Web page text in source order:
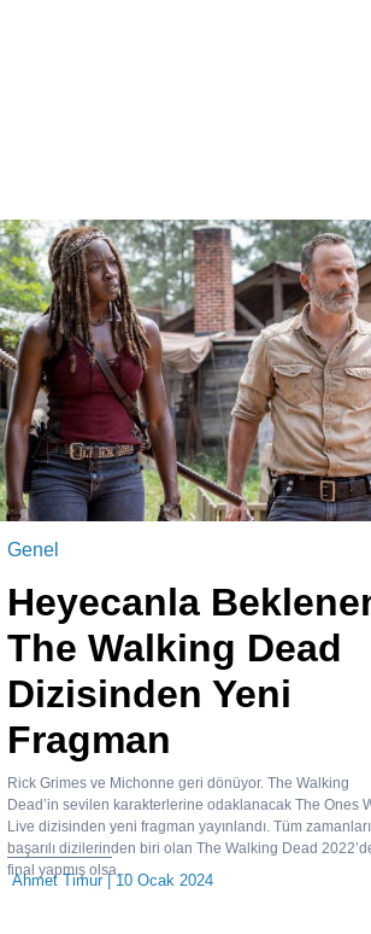
Genel
Heyecanla
The Walking Dead
Dizisinden Yeni
Fragman
Rick Grimes ve Michonne geri dönüyor. The Walking
Dead’in sevilen karakterlerine odaklanacak The Ones
Live dizisinden yeni fragman yayınlandı. Tüm
başarılı dizilerinden biri olan The Walking Dead
final yapmış olsa...
Ahmet Timur| 10 Ocak 2024